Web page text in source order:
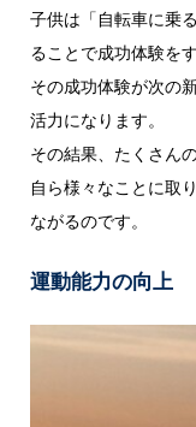
子供は「自転車に乗
ることで成功体験を
その成功体験が次の
活力になります。
その結果、たくさん
自ら様々なことに取
ながるのです。
運動能力の向上